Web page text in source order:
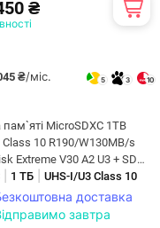
₴
₴/міс. 5 3 10
пам`ятi MicroSDXC 1TB
Class 10 R190/W130MB/s
Extreme V30 A2 U3 + SD
(SDSQXAV-1T00-GN6MA)
1 ТБ UHS-I/U3 Class 10
доставка
завтра